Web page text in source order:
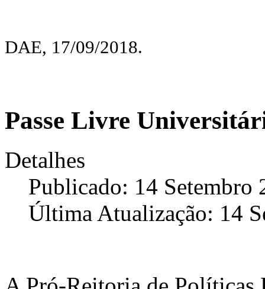
DAE, 17/09/2018.
Passe Livre
Detalhes
Publicado: 14 Setembro
Última Atualização: 14